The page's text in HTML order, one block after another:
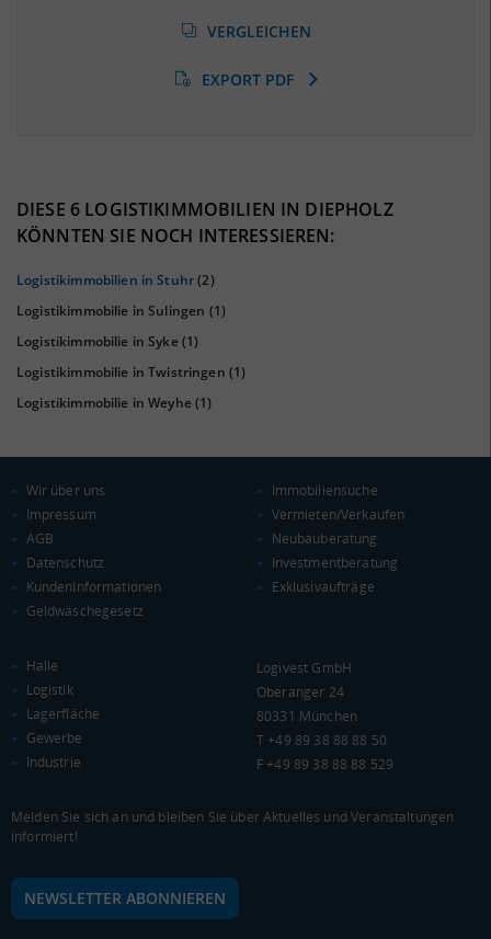
(Landkreis / Kreisfreie Stadt)
(Stand: 01/2020)
41%
Euro pro Kopf
(Landkreis / Kreisfreie Stadt)
Kaufkraftindex
KAUFKRAFT - EURO PRO KOPF
Landkreis / Kreisfreie Stadt
Bundesland
Deutschland
WIRTSCHAFTSKRAFT
(LANDKREIS / KREISFREIE STADT)
VERGLEICHEN
EXPORT PDF
DIESE 6 LOGISTIKIMMOBILIEN IN DIEPHOLZ
KÖNNTEN SIE NOCH INTERESSIEREN:
Logistikimmobilien in Stuhr(2)
Logistikimmobilie in Sulingen (1)
Logistikimmobilie in Syke(1)
Logistikimmobilie in Twistringen (1)
Logistikimmobilie in Weyhe(1)
Wir über uns
Impressum
AGB
Datenschutz
KundenInformationen
Geldwäschegesetz
Immobiliensuche
Vermieten/Verkaufen
Neubauberatung
Investmentberatung
Exklusivaufträge
Halle
Logistik
Lagerfläche
Gewerbe
Industrie
Logivest GmbH
Oberanger 24
80331 München
T +49 89 38 88 88 50
F +49 89 38 88 88 529
Melden Sie sich an und bleiben Sie über Aktuelles und Veranstaltungen
informiert!
NEWSLETTER ABONNIEREN